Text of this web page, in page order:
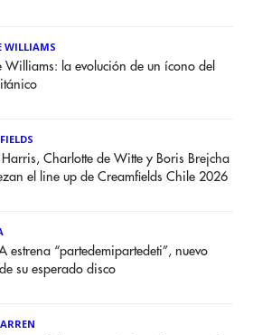
WILLIAMS
Williams: la evolución de un ícono del
Charlotte de Witte y Boris Brejcha
el line up de Creamfields Chile 2026
estrena “partedemipartedeti”, nuevo
su esperado disco